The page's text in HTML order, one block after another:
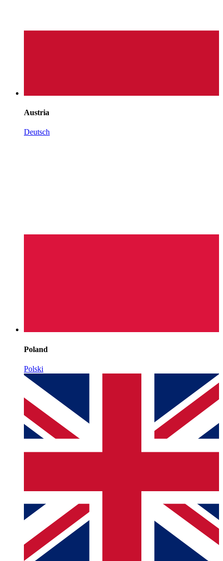
Austria
Deutsch
Poland
Polski